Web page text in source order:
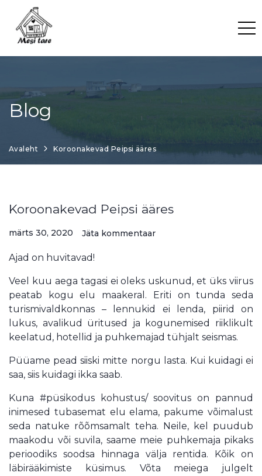
content
Blog
Avaleht Koroonakevad Peipsi ääres
Koroonakevad Peipsi ääres
märts 30, 2020 Jäta kommentaar
Ajad on huvitavad!
Veel kuu aega tagasi ei oleks uskunud, et üks viirus
peatab kogu elu maakeral. Eriti on tunda seda
turismivaldkonnas – lennukid ei lenda, piirid on
lukus, avalikud üritused ja kogunemised riiklikult
keelatud, hotellid ja puhkemajad tühjalt seismas.
Püüame pead siiski mitte norgu lasta. Kui kuidagi ei
saa, siis kuidagi ikka saab.
Kuna #püsikodus kohustus/ soovitus on pannud
inimesed tubasemat elu elama, pakume võimalust
seda natuke rõõmsamalt teha. Neile, kel puudub
maakodu või suvila, saame meie puhkemaja pikaks
perioodiks soodsa hinnaga välja rentida. Kõik on
läbirääkimiste küsimus. Võta meiega julgelt